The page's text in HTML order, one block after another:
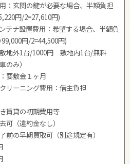
：玄関の鍵が必要な場合、半額負担
円/2=27,610円)
テナ設置費用：希望する場合、半額負
円/2=44,500円)
地外1台/1000円 敷地内1台/無料
のみ）
要敷金１ヶ月
リーニング費用：借主負担
賃貸の初期費用等
可（違約金なし）
前の早期買取可（別途規定有）